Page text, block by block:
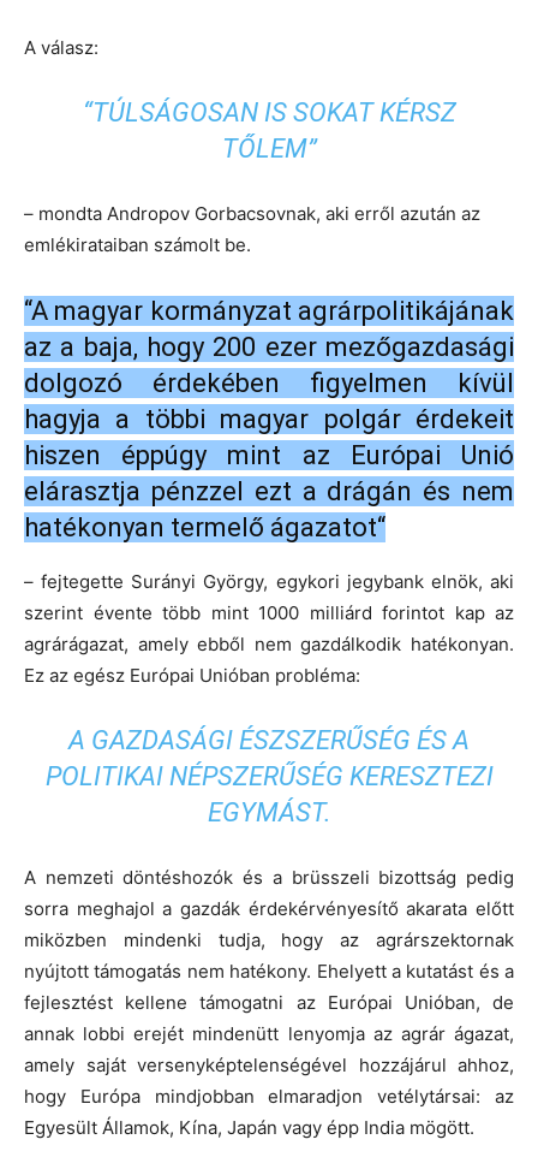
A válasz:
“TÚLSÁGOSAN IS SOKAT KÉRSZ
TŐLEM”
– mondta Andropov Gorbacsovnak, aki erről azután az
emlékirataiban számolt be.
“A magyar kormányzat agrárpolitikájának
az a baja, hogy 200 ezer mezőgazdasági
dolgozó érdekében figyelmen kívül
hagyja a többi magyar polgár érdekeit
hiszen éppúgy mint az Európai Unió
elárasztja pénzzel ezt a drágán és nem
hatékonyan termelő ágazatot“
– fejtegette Surányi György, egykori jegybank elnök, aki
szerint évente több mint 1000 milliárd forintot kap az
agrárágazat, amely ebből nem gazdálkodik hatékonyan.
Ez az egész Európai Unióban probléma:
A GAZDASÁGI ÉSZSZERŰSÉG ÉS A
POLITIKAI NÉPSZERŰSÉG KERESZTEZI
EGYMÁST.
A nemzeti döntéshozók és a brüsszeli bizottság pedig
sorra meghajol a gazdák érdekérvényesítő akarata előtt
miközben mindenki tudja, hogy az agrárszektornak
nyújtott támogatás nem hatékony. Ehelyett a kutatást és a
fejlesztést kellene támogatni az Európai Unióban, de
annak lobbi erejét mindenütt lenyomja az agrár ágazat,
amely saját versenyképtelenségével hozzájárul ahhoz,
hogy Európa mindjobban elmaradjon vetélytársai: az
Egyesült Államok, Kína, Japán vagy épp India mögött.